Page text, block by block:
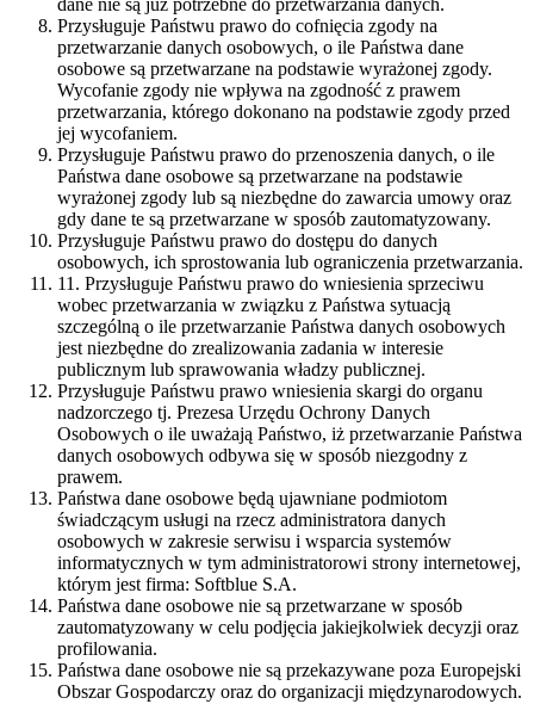
dane nie są już potrzebne do przetwarzania danych.
Przysługuje Państwu prawo do cofnięcia zgody na
przetwarzanie danych osobowych, o ile Państwa dane
osobowe są przetwarzane na podstawie wyrażonej zgody.
Wycofanie zgody nie wpływa na zgodność z prawem
przetwarzania, którego dokonano na podstawie zgody przed
jej wycofaniem.
Przysługuje Państwu prawo do przenoszenia danych, o ile
Państwa dane osobowe są przetwarzane na podstawie
wyrażonej zgody lub są niezbędne do zawarcia umowy oraz
gdy dane te są przetwarzane w sposób zautomatyzowany.
Przysługuje Państwu prawo do dostępu do danych
osobowych, ich sprostowania lub ograniczenia przetwarzania.
11. Przysługuje Państwu prawo do wniesienia sprzeciwu
wobec przetwarzania w związku z Państwa sytuacją
szczególną o ile przetwarzanie Państwa danych osobowych
jest niezbędne do zrealizowania zadania w interesie
publicznym lub sprawowania władzy publicznej.
Przysługuje Państwu prawo wniesienia skargi do organu
nadzorczego tj. Prezesa Urzędu Ochrony Danych
Osobowych o ile uważają Państwo, iż przetwarzanie Państwa
danych osobowych odbywa się w sposób niezgodny z
prawem.
Państwa dane osobowe będą ujawniane podmiotom
świadczącym usługi na rzecz administratora danych
osobowych w zakresie serwisu i wsparcia systemów
informatycznych w tym administratorowi strony internetowej,
którym jest firma: Softblue S.A.
Państwa dane osobowe nie są przetwarzane w sposób
zautomatyzowany w celu podjęcia jakiejkolwiek decyzji oraz
profilowania.
Państwa dane osobowe nie są przekazywane poza Europejski
Obszar Gospodarczy oraz do organizacji międzynarodowych.